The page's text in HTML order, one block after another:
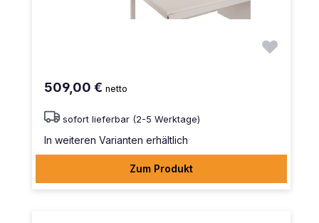
509,00 € netto
sofort lieferbar (2-5 Werktage)
In weiteren Varianten erhältlich
Zum Produkt